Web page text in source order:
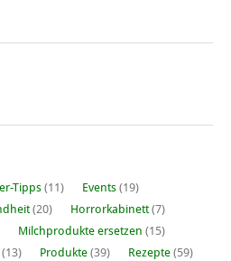
Tipps (11) Events (19)
(20) Horrorkabinett(7)
Milchprodukte ersetzen (15)
(13) Produkte (39) Rezepte (59)